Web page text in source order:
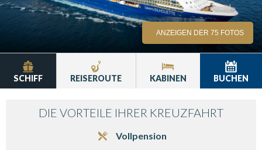
ANZEIGEN DER 75 FOTOS
SCHIFF REISEROUTE KABINEN BUCHEN
DIE VORTEILE IHRER KREUZFAHRT
Vollpension